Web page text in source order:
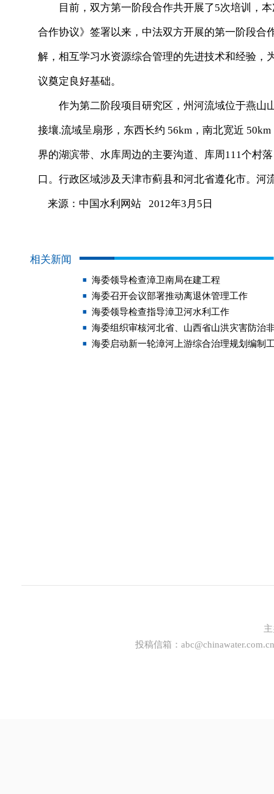
目前，双方第一阶段合作共开展了5次培训，本
合作协议》签署以来，中法双方开展的第一阶段
解，相互学习水资源综合管理的先进技术和经验，
议奠定良好基础。
作为第二阶段项目研究区，州河流域位于燕山
接壤.流域呈扇形，东西长约 56km，南北宽近
界的湖滨带、水库周边的主要沟道、库周111个村
口。行政区域涉及天津市蓟县和河北省遵化市。河
来源：中国水利网站 2012年3月5日
相关新闻
海委领导检查漳卫南局在建工程
海委召开会议部署推动离退休管理工作
海委领导检查指导漳卫河水利工作
海委组织审核河北省、山西省山洪灾害防治
海委启动新一轮漳河上游综合治理规划编制
投稿信箱： abc@chinawater.com.cn